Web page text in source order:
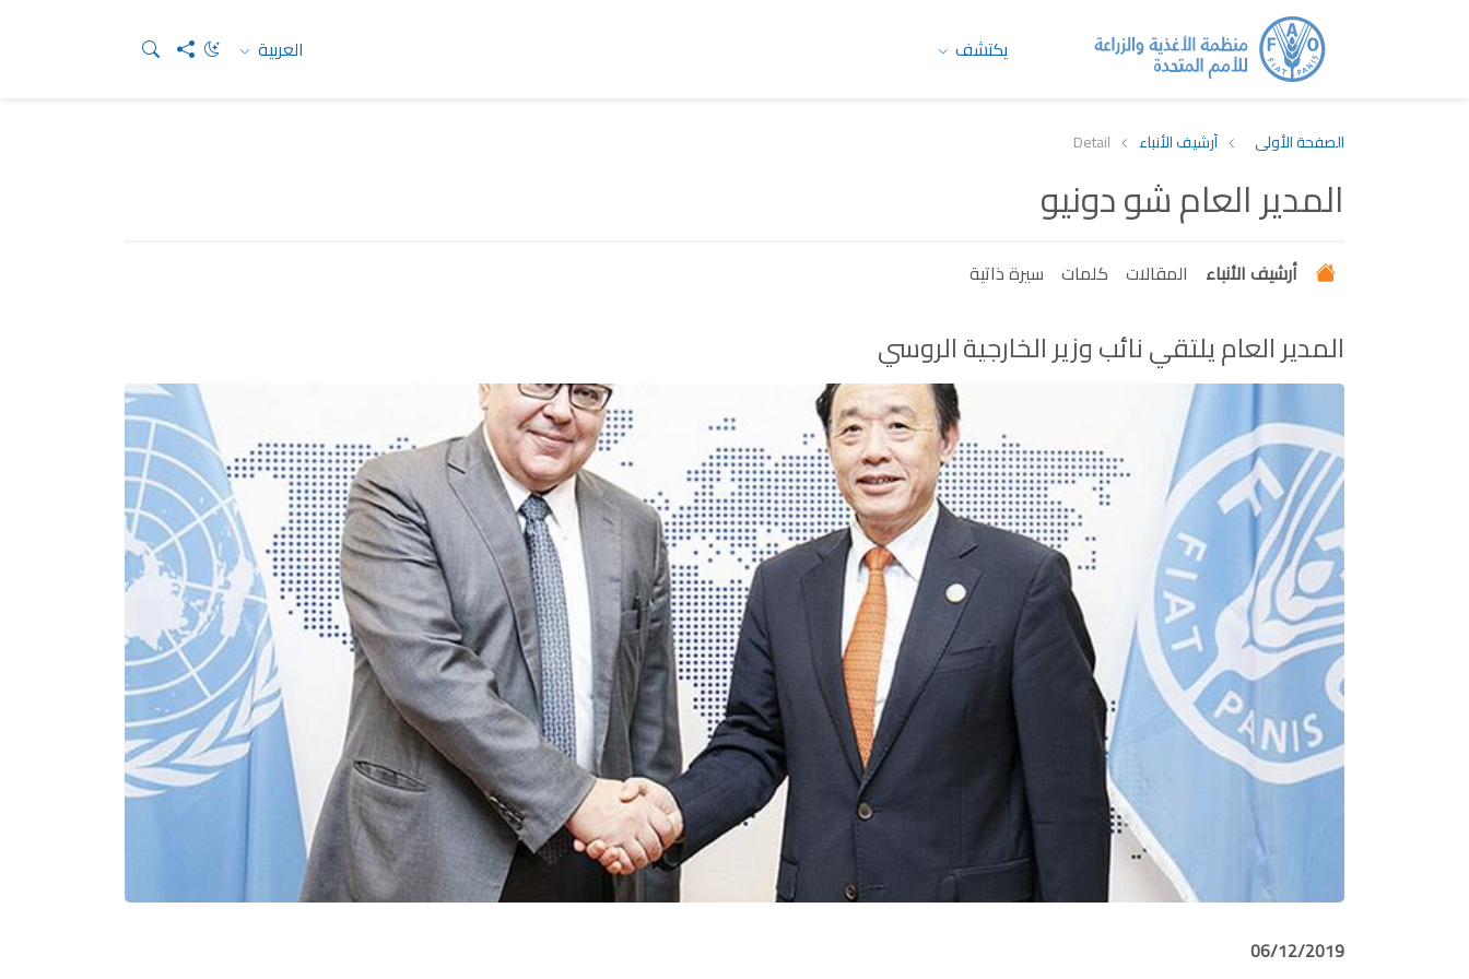
يكتشف العربية
الصفحة الأولى أرشيف الأنباء Detail
المدير العام شو دونيو
أرشيف الأنباء المقالات كلمات سيرة ذاتية
المدير العام يلتقي نائب وزير الخارجية الروسي
06/12/2019